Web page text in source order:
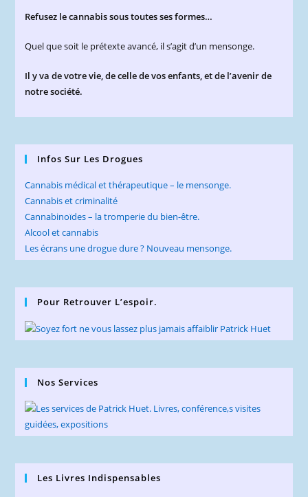
Refusez le cannabis sous toutes ses formes…
Quel que soit le prétexte avancé, il s’agit d’un mensonge.
Il y va de votre vie, de celle de vos enfants, et de l’avenir de
notre société.
Infos Sur Les Drogues
Cannabis médical et thérapeutique – le mensonge.
Cannabis et criminalité
Cannabinoïdes – la tromperie du bien-être.
Alcool et cannabis
Les écrans une drogue dure ? Nouveau mensonge.
Pour Retrouver L’espoir.
Nos Services
Les Livres Indispensables